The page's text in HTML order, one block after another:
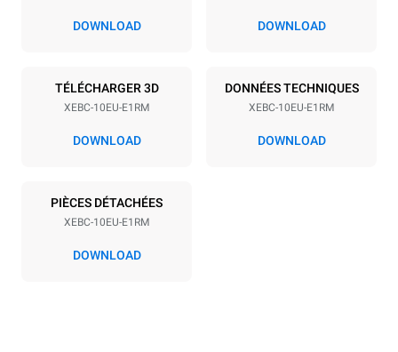
400V 3N~ / 230V 3~ 15.2
Consommation en kwh et émissions de co2
DOWNLOAD DOWNLOAD
TÉLÉCHARGER 3D
XEBC-10EU-E1RM
DOWNLOAD
DONNÉES TECHNIQUES
XEBC-10EU-E1RM
DOWNLOAD
PIÈCES DÉTACHÉES
XEBC-10EU-E1RM
DOWNLOAD